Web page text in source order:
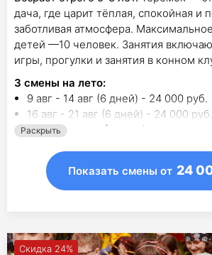
дача, где царит тёплая, спокойная и
заботливая атмосфера.
детей —10 человек. Занятия
игры, прогулки и занятия в конном
3 смены на лето:
9 авг - 14 авг (6 дней) - 24 000 руб.
16 авг - 21 авг (6 дней) - 24 000 руб.
23 авг - 28 авг (6 дней) - 25 000 руб.
Раскрыть
Показать смены от 24
Скидка 24%